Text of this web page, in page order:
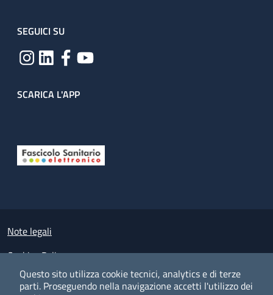
Questo sito utilizza cookie tecnici, analytics e di terze
parti. Proseguendo nella navigazione accetti l'utilizzo dei
SEGUICI SU
SCARICA L'APP
Small prints
Note legali
Cookies Policy
Policy privacy e protezione del dato personale